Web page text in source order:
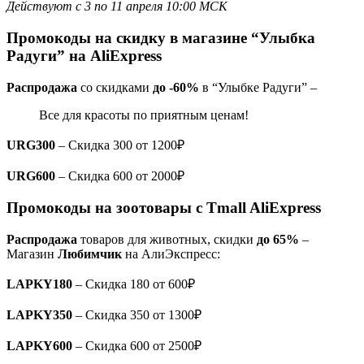
Действуют с 3 по 11 апреля 10:00 МСК
Промокоды на скидку в магазине “Улыбка
Радуги” на AliExpress
Распродажа со скидками до -60% в “Улыбке Радуги” –
Все для красоты по приятным ценам!
URG300 – Скидка 300 от 1200₽
URG600 – Скидка 600 от 2000₽
Промокоды на зоотовары с Tmall AliExpress
Распродажа товаров для животных, скидки до 65% –
Магазин Любимчик на АлиЭкспресс:
LAPKY180 – Скидка 180 от 600₽
LAPKY350 – Скидка 350 от 1300₽
LAPKY600 – Скидка 600 от 2500₽